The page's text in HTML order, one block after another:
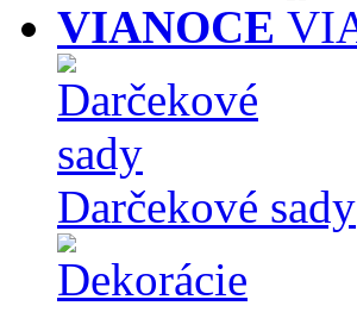
VIANOCE
Darčekové sady